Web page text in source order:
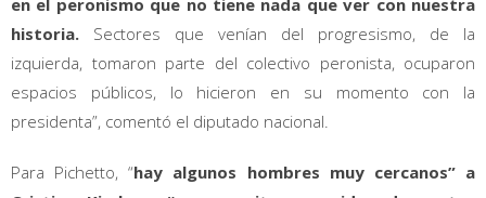
historia. Sectores que venían del progresismo, de la
izquierda, tomaron parte del colectivo peronista, ocuparon
espacios públicos, lo hicieron en su momento con la
presidenta”, comentó el diputado nacional.
Para Pichetto, “hay algunos hombres muy cercanos” a